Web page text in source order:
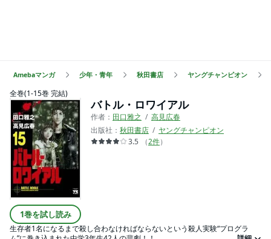
Amebaマンガ 少年・青年 秋田書店 ヤングチャンピオン
全巻(1-15巻 完結)
1巻を試し読み
バトル・ロワイアル
作者： 田口雅之
高見広春
出版社： 秋田書店
ヤングチャンピオン
3.5
（2件）
生存者1名になるまで殺し合わなければならないという殺人実験“プログラ